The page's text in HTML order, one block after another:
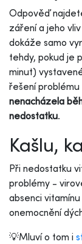
Odpověď
záření a jeho
dokáže samo
tehdy, pokud je
minut)
řešení problému
nenacházela
nedostatku.
Kašlu,
Při nedostatku
problémy -
absenci
onemocnění
💡Mluví o tom i